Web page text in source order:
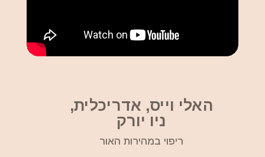
האלי וייס, אדריכלית,
ניו יורק
ריפוי במהירות האור